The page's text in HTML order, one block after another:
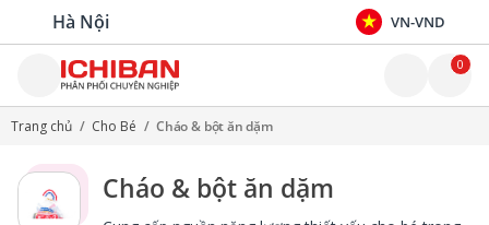
Hà Nội VN-VND
0
Trang chủ / Cho Bé / Cháo & bột ăn dặm
Cháo & bột ăn dặm